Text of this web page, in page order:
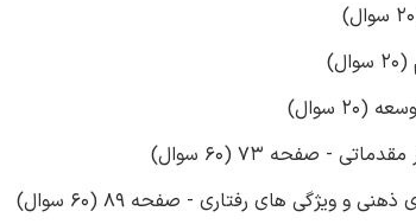
- صفحه 73 (60 سوال)
و ویژگی های رفتاری - صفحه 89 (60 سوال)